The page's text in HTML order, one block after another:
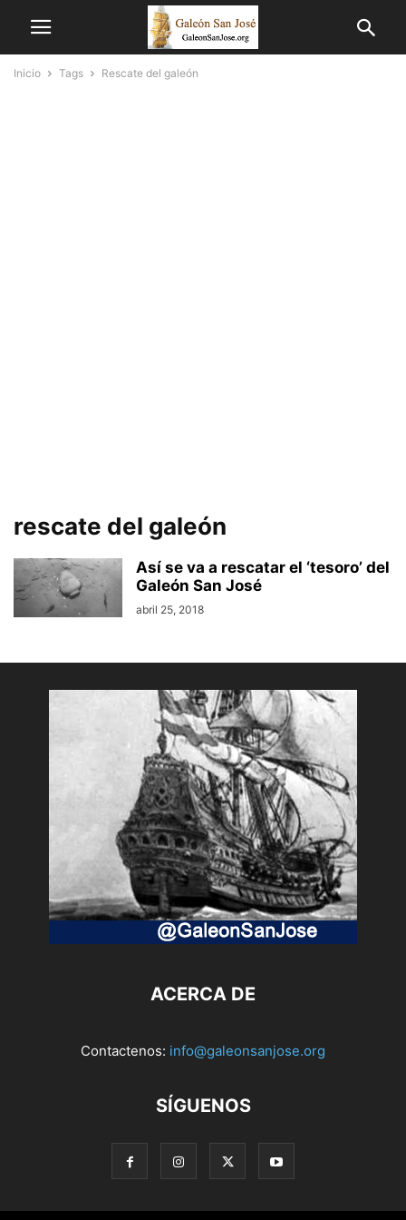
Inicio Tags Rescate del galeón
rescate del galeón
Así se va a rescatar el ‘tesoro’ del
Galeón San José
abril 25, 2018
ACERCA DE
Contactenos: info@galeonsanjose.org
SÍGUENOS